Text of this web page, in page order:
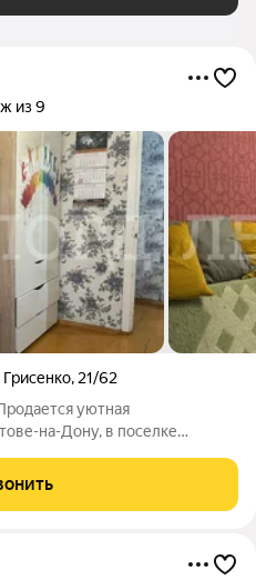
из 9
Грисенко, 21/62
на-Дону, в поселке
семьи, где у каждого
-В квартире